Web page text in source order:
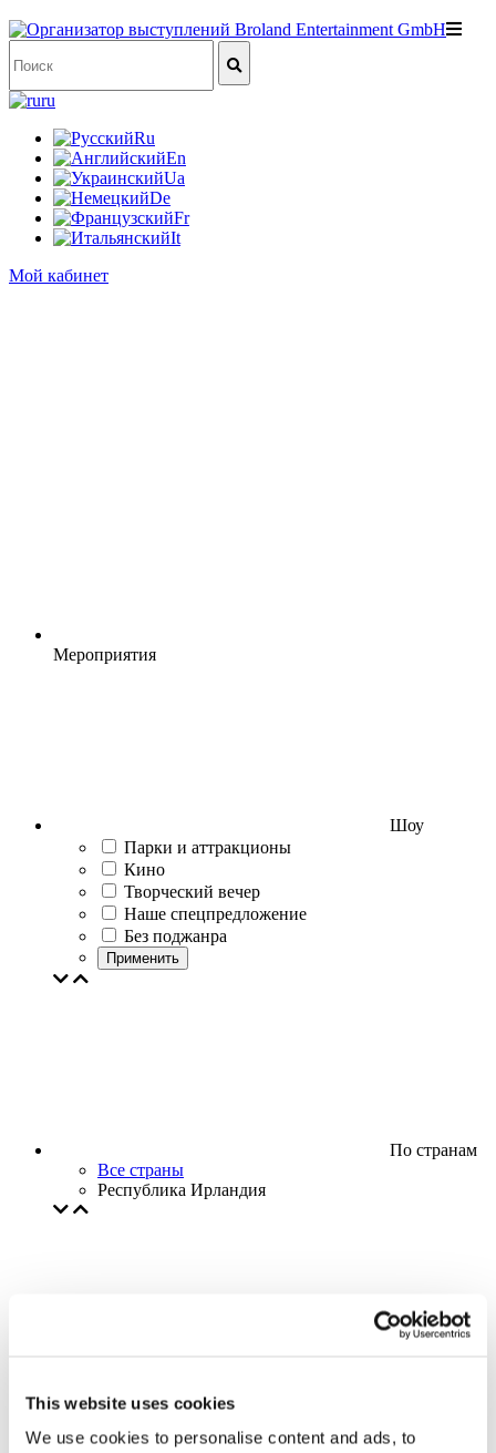
This website uses cookies
We use cookies to personalise content and ads, to
ru
Ru
En
Ua
De
Fr
It
Мой кабинет
Мероприятия
Шоу
Парки и аттракционы
Кино
Творческий вечер
Наше спецпредложение
Без поджанра
Применить
По странам
Все страны
Республика Ирландия